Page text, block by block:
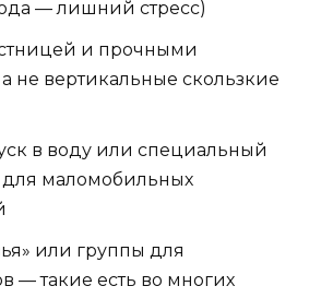
— лишний стресс)
и прочными
не вертикальные скользкие
в воду или специальный
маломобильных
или группы для
— такие есть во многих